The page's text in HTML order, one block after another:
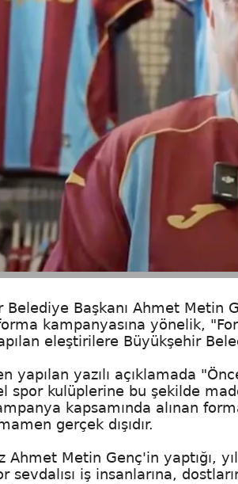
Belediye Başkanı Ahmet Metin
kampanyasına yönelik,
eleştirilere Büyükşehir
yapılan yazılı açıklamada
spor kulüplerine bu şekilde
kapsamında alınan
gerçek dışıdır.
Ahmet Metin Genç'in yaptığı,
sevdalısı iş insanlarına,